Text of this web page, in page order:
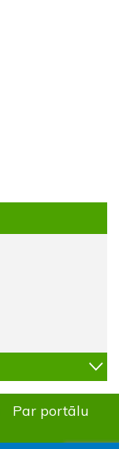
Par portālu